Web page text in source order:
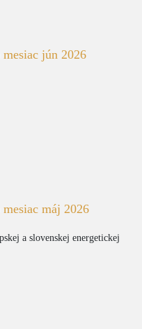
jún 2026
máj 2026
a slovenskej energetickej